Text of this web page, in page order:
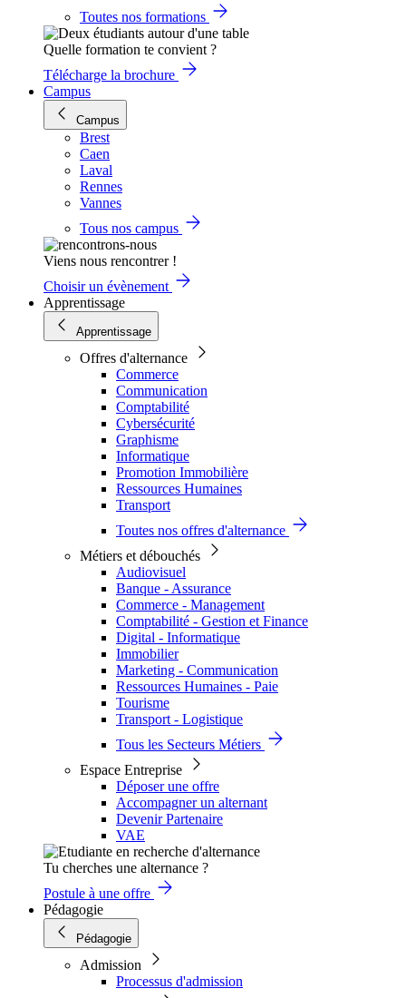
Toutes nos formations
Quelle formation te convient ?
Télécharge la brochure
Campus
Campus
Brest
Caen
Laval
Rennes
Vannes
Tous nos campus
Viens nous rencontrer !
Choisir un évènement
Apprentissage
Apprentissage
Offres d'alternance
Commerce
Communication
Comptabilité
Cybersécurité
Graphisme
Informatique
Promotion Immobilière
Ressources Humaines
Transport
Toutes nos offres d'alternance
Métiers et débouchés
Audiovisuel
Banque - Assurance
Commerce - Management
Comptabilité - Gestion et Finance
Digital - Informatique
Immobilier
Marketing - Communication
Ressources Humaines - Paie
Tourisme
Transport - Logistique
Tous les Secteurs Métiers
Espace Entreprise
Déposer une offre
Accompagner un alternant
Devenir Partenaire
VAE
Tu cherches une alternance ?
Postule à une offre
Pédagogie
Pédagogie
Admission
Processus d'admission